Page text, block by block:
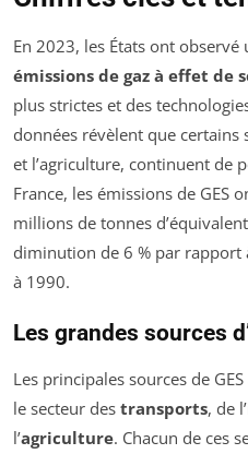
En 2023, les États ont observé
émissions de gaz à effet de
plus strictes et des
données révèlent que
et l’agriculture, continuent de
France, les émissions de GES
millions de tonnes
diminution de 6 % par
à 1990.
Les grandes sources
Les principales sources de
le secteur des transports, de l’
l’agriculture. Chacun de ces